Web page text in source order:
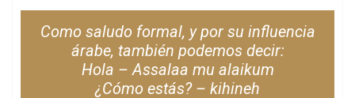
Como saludo formal, y por su influencia
árabe, también podemos decir:
Hola – Assalaa mu alaikum
¿Cómo estás? – kihineh